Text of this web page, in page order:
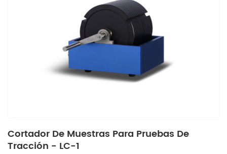
Cortador De Muestras Para Pruebas De
Tracción - LC-1